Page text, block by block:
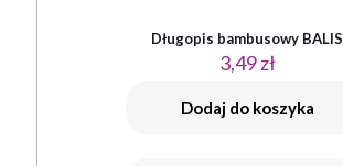
Długopis bambusowy BALIS
3,49zł
Dodaj do koszyka